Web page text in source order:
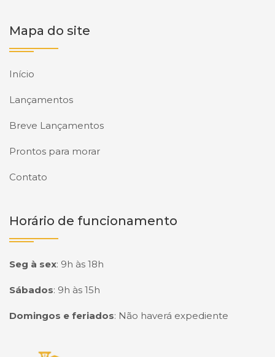
Mapa do site
Início
Lançamentos
Breve Lançamentos
Prontos para morar
Contato
Horário de funcionamento
Seg à sex: 9h às 18h
Sábados: 9h às 15h
Domingos e feriados: Não haverá expediente
Página inicial